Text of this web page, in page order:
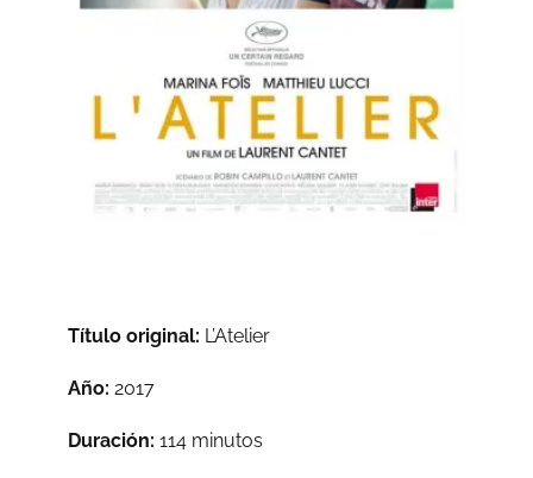
Título original: L’Atelier
Año: 2017
Duración: 114 minutos